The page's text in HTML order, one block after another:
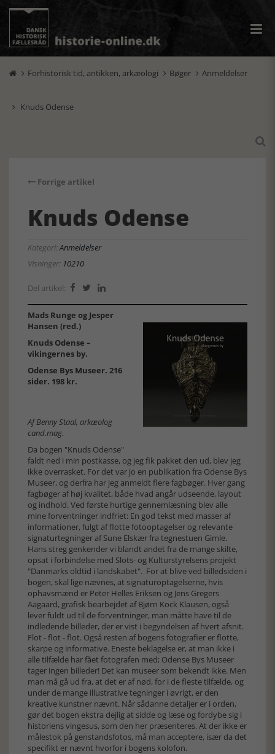
 Forhistorisk tid, antikken, arkæologi  Bøger  Anmeldelser
 Knuds Odense

Forrige artikel
Knuds Odense
Kategori:Anmeldelser
Visninger: 10210
Del artikel:   
Mads Runge og Jesper
Hansen (red.)
Knuds Odense –
vikingernes by.
Odense Bys Museer. 216
sider. 198 kr.
Af Benny Staal, arkæolog
cand.mag.
Da bogen "Knuds Odense"
faldt ned i min postkasse, og jeg fik pakket den ud, blev jeg
ikke overrasket. For det var jo en publikation fra Odense Bys
Museer, og derfra har jeg anmeldt flere fagbøger. Hver gang
fagbøger af høj kvalitet, både hvad angår udseende, layout
og indhold. Ved første hurtige gennemlæsning blev alle
mine forventninger indfriet: En god tekst med masser af
informationer, fulgt af flotte fotooptagelser og relevante
signaturtegninger af Sune Elskær fra tegnestuen Gimle.
Hans streg genkender vi blandt andet fra de mange skilte,
opsat i forbindelse med Slots- og Kulturstyrelsens projekt
"Danmarks oldtid i landskabet". For at blive ved billedsiden i
bogen, skal lige nævnes, at signaturoptagelserne, hvis
ophavsmænd er Peter Helles Eriksen og Jens Gregers
Aagaard, grafisk bearbejdet af Bjørn Kock Klausen, også
lever fuldt ud til de forventninger, man måtte have til de
indledende billeder, der er vist i begyndelsen af hvert afsnit.
Flot - flot - flot. Også resten af bogens fotografier er flotte,
skarpe og informative. Eneste beklagelse er, at man ikke i
alle tilfælde har fået fotografen med; Odense Bys Museer
tager ingen billeder! Det kan museer som bekendt ikke. Men
man må gå ud fra, at det er af nød, for i de fleste tilfælde, og
under de mange illustrative tegninger i øvrigt, er den
kreative kunstner nævnt. Når sådanne detaljer er i orden,
gør det bogen ekstra dejlig at sidde og læse og fordybe sig i
historiens vingesus, som den her præsenteres. At der ikke er
målestok på genstandsfotos, må man acceptere, især da det
specifikt er nævnt hvorfor i bogens kolofon.